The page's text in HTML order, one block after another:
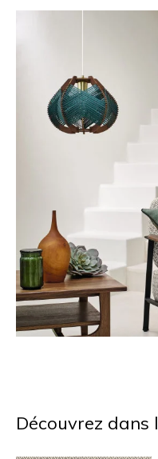
Découvrez dans